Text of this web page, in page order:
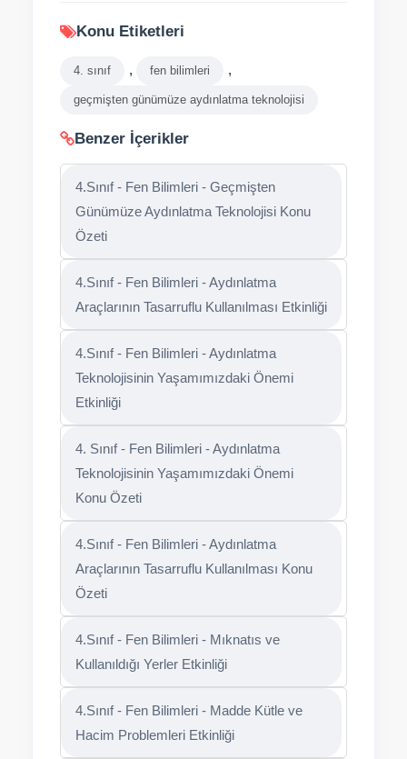
Konu Etiketleri
4. sınıf , fen bilimleri ,
geçmişten günümüze aydınlatma teknolojisi
Benzer İçerikler
4.Sınıf - Fen Bilimleri - Geçmişten
Günümüze Aydınlatma Teknolojisi Konu
Özeti
4.Sınıf - Fen Bilimleri - Aydınlatma
Araçlarının Tasarruflu Kullanılması Etkinliği
4.Sınıf - Fen Bilimleri - Aydınlatma
Teknolojisinin Yaşamımızdaki Önemi
Etkinliği
4. Sınıf - Fen Bilimleri - Aydınlatma
Teknolojisinin Yaşamımızdaki Önemi
Konu Özeti
4.Sınıf - Fen Bilimleri - Aydınlatma
Araçlarının Tasarruflu Kullanılması Konu
Özeti
4.Sınıf - Fen Bilimleri - Mıknatıs ve
Kullanıldığı Yerler Etkinliği
4.Sınıf - Fen Bilimleri - Madde Kütle ve
Hacim Problemleri Etkinliği